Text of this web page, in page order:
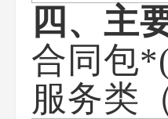
四、主
合同包
服务类